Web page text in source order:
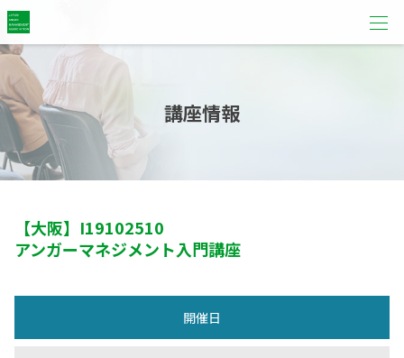
講座情報
【大阪】 I19102510
アンガーマネジメント入門講座
開催日